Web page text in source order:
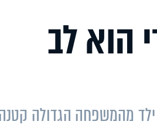
הוא לב
מהמשפחה הגדולה